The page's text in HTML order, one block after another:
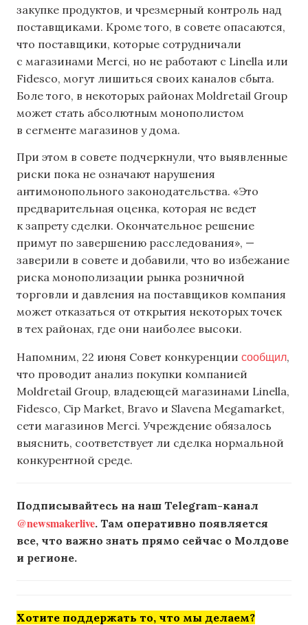
закупке продуктов, и чрезмерный контроль над
поставщиками. Кроме того, в совете опасаются,
что поставщики, которые сотрудничали
с магазинами Merci, но не работают с Linella или
Fidesco, могут лишиться своих каналов сбыта.
Боле того, в некоторых районах Moldretail Group
может стать абсолютным монополистом
в сегменте магазинов у дома.
При этом в совете подчеркнули, что выявленные
риски пока не означают нарушения
антимонопольного законодательства. «Это
предварительная оценка, которая не ведет
к запрету сделки. Окончательное решение
примут по завершению расследования», —
заверили в совете и добавили, что во избежание
риска монополизации рынка розничной
торговли и давления на поставщиков компания
может отказаться от открытия некоторых точек
в тех районах, где они наиболее высоки.
Напомним, 22 июня Совет конкуренции сообщил,
что проводит анализ покупки компанией
Moldretail Group, владеющей магазинами Linella,
Fidesco, Cip Market, Bravo и Slavena Megamarket,
сети магазинов Merci. Учреждение обязалось
выяснить, соответствует ли сделка нормальной
конкурентной среде.
Подписывайтесь на наш Telegram-канал
@newsmakerlive. Там оперативно появляется
все, что важно знать прямо сейчас о Молдове
и регионе.
Хотите поддержать то, что мы делаем?